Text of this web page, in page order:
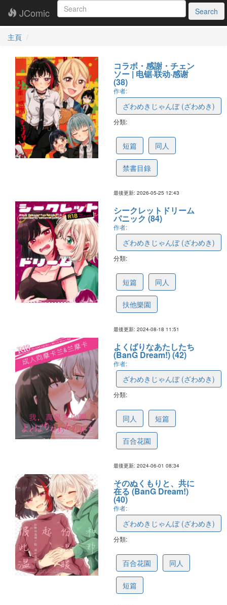
JComic Search
主頁
コラボ・感謝・チェン
ソー | 电锯·联动·感谢
(38)
作者:
ざわめきじゃんぼ (ざわめき)
分類:
短篇 同人
禁書目錄
最後更新: 2026-05-25 12:43
シークレットドリーム
パニック (84)
作者:
ざわめきじゃんぼ (ざわめき)
分類:
短篇 同人
扶他樂園
最後更新: 2024-08-18 11:51
よくばりなあたしたち
(BanG Dream!) (42)
作者:
ざわめきじゃんぼ (ざわめき)
分類:
同人 短篇
百合花園
最後更新: 2024-06-01 08:34
そのぬくもりと、共に
在る (BanG Dream!)
(40)
作者:
ざわめきじゃんぼ (ざわめき)
分類:
百合花園 同人
短篇